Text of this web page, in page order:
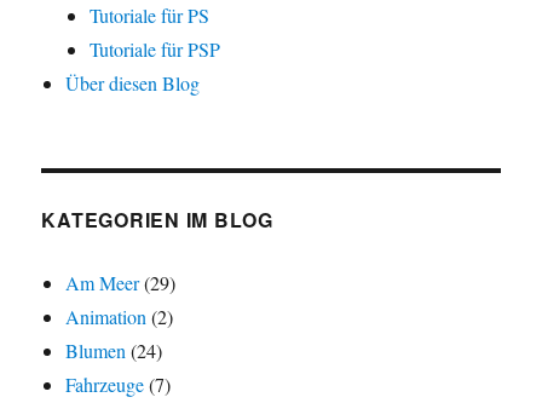
Tutoriale für PS
Tutoriale für PSP
Über diesen Blog
KATEGORIEN IM BLOG
Am Meer(29)
Animation (2)
Blumen (24)
Fahrzeuge(7)